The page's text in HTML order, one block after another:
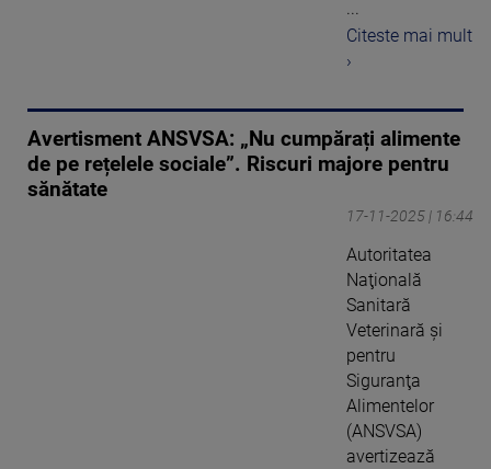
...
Citeste mai mult
›
Avertisment ANSVSA: „Nu cumpărați alimente
de pe rețelele sociale”. Riscuri majore pentru
sănătate
17-11-2025 | 16:44
Autoritatea
Naţională
Sanitară
Veterinară şi
pentru
Siguranţa
Alimentelor
(ANSVSA)
avertizează